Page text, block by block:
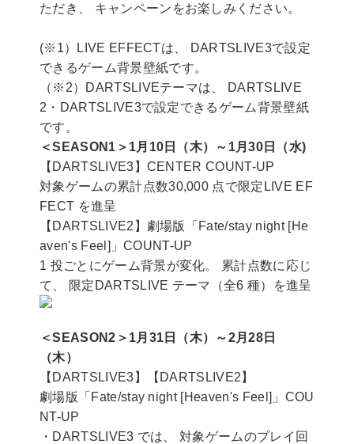
ただき、 キャンペーンをお楽しみください。
(※1）LIVE EFFECTは、 DARTSLIVE3で設定
できるゲーム背景壁紙です。
（※2）DARTSLIVEテーマは、 DARTSLIVE
2・DARTSLIVE3で設定できるゲーム背景壁紙
です。
＜SEASON1＞1月10日（木）～1月30日（水)
【DARTSLIVE3】CENTER COUNT-UP
対象ゲームの累計点数30,000 点で限定LIVE EF
FECT を進呈
【DARTSLIVE2】劇場版「Fate/stay night [He
aven's Feel]」COUNT-UP
1 投ごとにゲーム背景が変化。 累計点数に応じ
て、 限定DARTSLIVE テーマ（全6 種）を進呈
＜SEASON2＞1月31日（木）～2月28日
（木）
【DARTSLIVE3】【DARTSLIVE2】
劇場版「Fate/stay night [Heaven's Feel]」COU
NT-UP
・DARTSLIVE3 では、 対象ゲームのプレイ回